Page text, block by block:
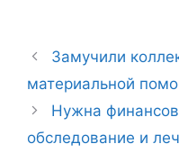
Замучили
материальной
Нужна
обследование и